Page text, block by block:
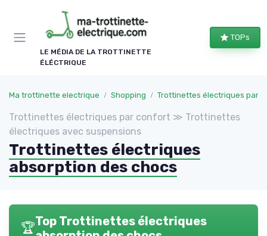
LE MÉDIA DE LA TROTTINETTE
ÉLÉCTRIQUE
TOPs
Ma trottinette electrique Shopping Trottinettes électriques par confort
Trottinettes électriques par confort ≫ Trottinettes
électriques avec suspensions
Trottinettes électriques
absorption des chocs
🏆Top Trottinettes électriques